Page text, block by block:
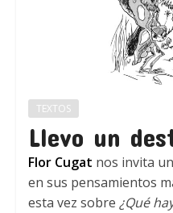
TEXTOS
Llevo un
Flor Cugat nos invita
en sus pensamientos
esta vez sobre ¿Qué